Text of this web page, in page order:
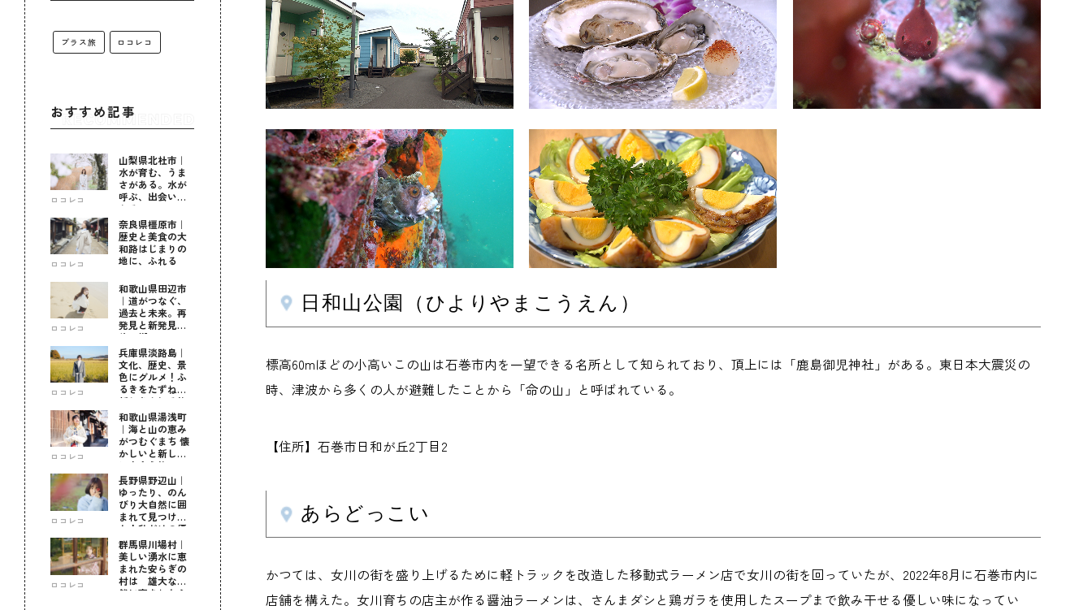
プラス旅 ロコレコ
おすすめ記事
ロコレコ
山梨県北杜市｜
水が育む、うま
さがある。水が
呼ぶ、出会いが
ある。
ロコレコ
奈良県橿原市｜
歴史と美食の大
和路はじまりの
地に、ふれる
ロコレコ
和歌山県田辺市
｜道がつなぐ、
過去と未来。再
発見と新発見の
待つ街へ
ロコレコ
兵庫県淡路島｜
文化、歴史、景
色にグルメ！ふ
るきをたずねて
新しきを知る旅
ロコレコ
和歌山県湯浅町
｜海と山の恵み
がつむぐまち 懐
かしいと新しい
に出会う旅
ロコレコ
長野県野辺山｜
ゆったり、のん
びり大自然に囲
まれて見つけ
た！私だけの優
しい自分時間
ロコレコ
群馬県川場村｜
美しい湧水に恵
まれた安らぎの
村は 雄大な自
然に育まれた心
日和山公園（ひよりやまこうえん）
標高60mほどの小高いこの山は石巻市内を一望できる名所として知られており、頂上には「鹿島御児神社」がある。東日本大震災の
時、津波から多くの人が避難したことから「命の山」と呼ばれている。
【住所】石巻市日和が丘2丁目2
あらどっこい
かつては、女川の街を盛り上げるために軽トラックを改造した移動式ラーメン店で女川の街を回っていたが、2022年8月に石巻市内に
店舗を構えた。女川育ちの店主が作る醤油ラーメンは、さんまダシと鶏ガラを使用したスープまで飲み干せる優しい味になってい